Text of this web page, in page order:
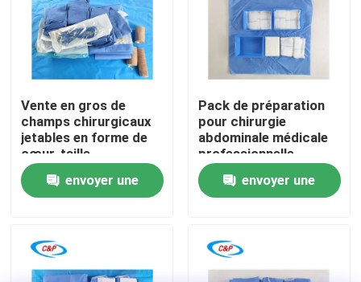
À propos de nous
Visite de l'usine
Contrôle de la qualité
Nous contacter
Les affaires
Vente en gros de
champs chirurgicaux
jetables en forme de
cœur, taille
personnalisée, pour
chirurgie
cardiovasculaire
envoyer une
Pack de préparation
pour chirurgie
abdominale médicale
professionnelle
Fabricant certifié CE
envoyer une